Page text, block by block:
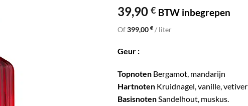
39,90 € BTW inbegrepen
Of399,00 € / liter
Geur :
Topnoten Bergamot, mandarijn
Hartnoten Kruidnagel, vanille, vetiver
BasisnotenSandelhout, muskus.